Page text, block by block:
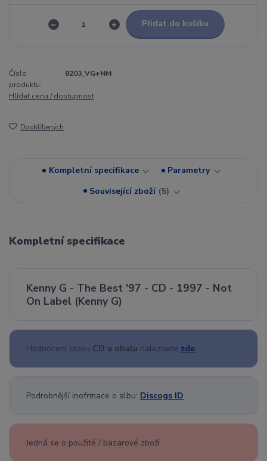
Přidat do košíku
Číslo
produktu:
8203_VG+NM
Hlídat cenu / dostupnost
Do oblíbených
Kompletní specifikace
Parametry
Související zboží 5
Kompletní specifikace
Kenny G - The Best '97 - CD - 1997 - Not
On Label (Kenny G)
Hodnocení stavu CD a obalu naleznete zde
Podrobnější inofrmace o albu: Discogs ID
Jedná se o použité / bazarové zboží